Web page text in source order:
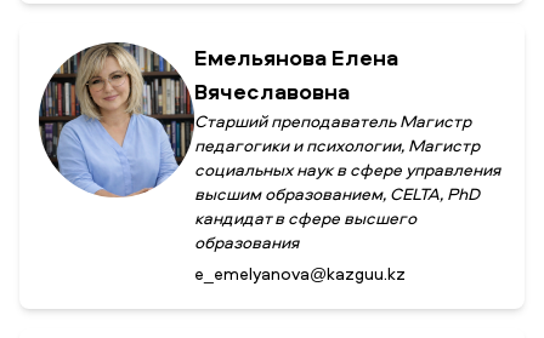
Емельянова Елена
Вячеславовна
Старший преподаватель Магистр
педагогики и психологии, Магистр
социальных наук в сфере управления
высшим образованием, CELTA, PhD
кандидат в сфере высшего
образования
e_emelyanova@kazguu.kz